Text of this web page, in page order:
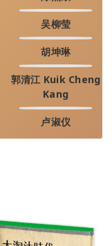
吴柳莹
胡坤琳
郭清江 Kuik Cheng
Kang
卢淑仪